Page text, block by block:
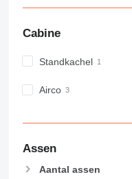
AP
CS
E-series
GC
MH
Cabine
Standkachel
Airco
Assen
Aantal assen